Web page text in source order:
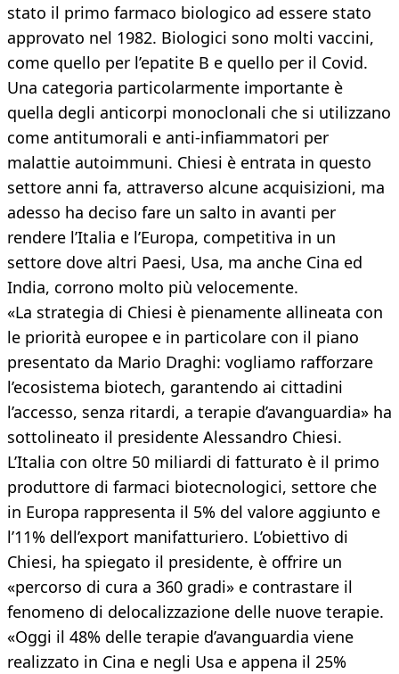
stato il primo farmaco biologico ad essere stato
approvato nel 1982. Biologici sono molti vaccini,
come quello per l’epatite B e quello per il Covid.
Una categoria particolarmente importante è
quella degli anticorpi monoclonali che si utilizzano
come antitumorali e anti-infiammatori per
malattie autoimmuni. Chiesi è entrata in questo
settore anni fa, attraverso alcune acquisizioni, ma
adesso ha deciso fare un salto in avanti per
rendere l’Italia e l’Europa, competitiva in un
settore dove altri Paesi, Usa, ma anche Cina ed
India, corrono molto più velocemente.
«La strategia di Chiesi è pienamente allineata con
le priorità europee e in particolare con il piano
presentato da Mario Draghi: vogliamo rafforzare
l’ecosistema biotech, garantendo ai cittadini
l’accesso, senza ritardi, a terapie d’avanguardia» ha
sottolineato il presidente Alessandro Chiesi.
L’Italia con oltre 50 miliardi di fatturato è il primo
produttore di farmaci biotecnologici, settore che
in Europa rappresenta il 5% del valore aggiunto e
l’11% dell’export manifatturiero. L’obiettivo di
Chiesi, ha spiegato il presidente, è offrire un
«percorso di cura a 360 gradi» e contrastare il
fenomeno di delocalizzazione delle nuove terapie.
«Oggi il 48% delle terapie d’avanguardia viene
realizzato in Cina e negli Usa e appena il 25%